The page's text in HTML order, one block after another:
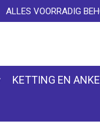
ALLES VOORRADIG
KETTING EN